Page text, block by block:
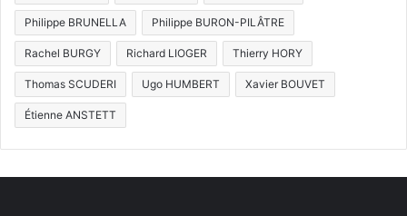
Philippe BRUNELLA Philippe BURON-PILÂTRE
Rachel BURGY Richard LIOGER Thierry HORY
Thomas SCUDERI Ugo HUMBERT Xavier BOUVET
Étienne ANSTETT